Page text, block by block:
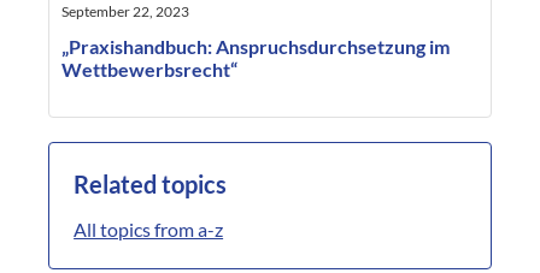
September 22, 2023
„Praxishandbuch: Anspruchsdurchsetzung im
Wettbewerbsrecht“
Related topics
All topics from a-z